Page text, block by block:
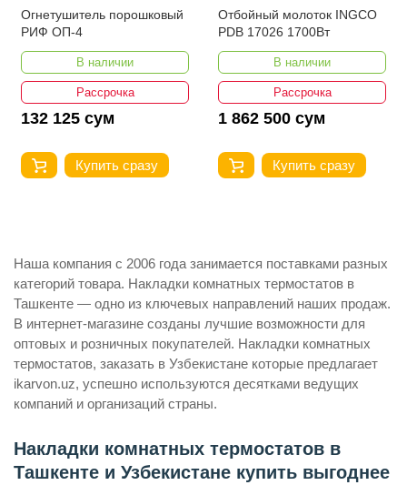
Огнетушитель порошковый
РИФ ОП-4
В наличии
Рассрочка
132 125 сум
Купить сразу
Отбойный молоток INGCO
PDB 17026 1700Вт
В наличии
Рассрочка
1 862 500 сум
Купить сразу
Наша компания с 2006 года занимается поставками разных
категорий товара. Накладки комнатных термостатов в
Ташкенте — одно из ключевых направлений наших продаж.
В интернет-магазине созданы лучшие возможности для
оптовых и розничных покупателей. Накладки комнатных
термостатов, заказать в Узбекистане которые предлагает
ikarvon.uz, успешно используются десятками ведущих
компаний и организаций страны.
Накладки комнатных термостатов в
Ташкенте и Узбекистане купить выгоднее